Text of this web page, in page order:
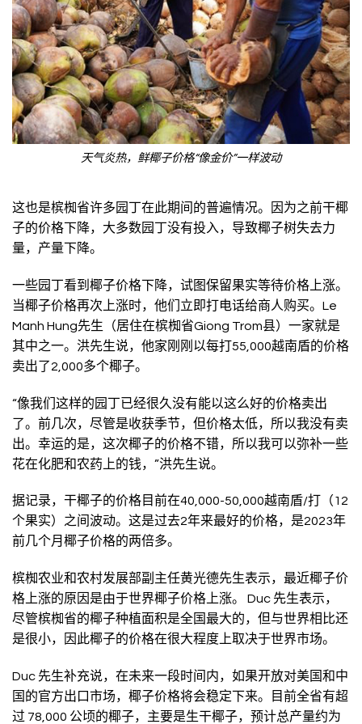
天气炎热，鲜椰子价格“像金价”一样波动
这也是槟椥省许多园丁在此期间的普遍情况。因为之前干椰
子的价格下降，大多数园丁没有投入，导致椰子树失去力
量，产量下降。
一些园丁看到椰子价格下降，试图保留果实等待价格上涨。
当椰子价格再次上涨时，他们立即打电话给商人购买。Le
Manh Hung先生（居住在槟椥省Giong Trom县）一家就是
其中之一。洪先生说，他家刚刚以每打55,000越南盾的价格
卖出了2,000多个椰子。
“像我们这样的园丁已经很久没有能以这么好的价格卖出
了。前几次，尽管是收获季节，但价格太低，所以我没有卖
出。幸运的是，这次椰子的价格不错，所以我可以弥补一些
花在化肥和农药上的钱，”洪先生说。
据记录，干椰子的价格目前在40,000-50,000越南盾/打（12
个果实）之间波动。这是过去2年来最好的价格，是2023年
前几个月椰子价格的两倍多。
槟椥农业和农村发展部副主任黄光德先生表示，最近椰子价
格上涨的原因是由于世界椰子价格上涨。 Duc 先生表示，
尽管槟椥省的椰子种植面积是全国最大的，但与世界相比还
是很小，因此椰子的价格在很大程度上取决于世界市场。
Duc 先生补充说，在未来一段时间内，如果开放对美国和中
国的官方出口市场，椰子价格将会稳定下来。目前全省有超
过 78,000 公顷的椰子，主要是生干椰子，预计总产量约为